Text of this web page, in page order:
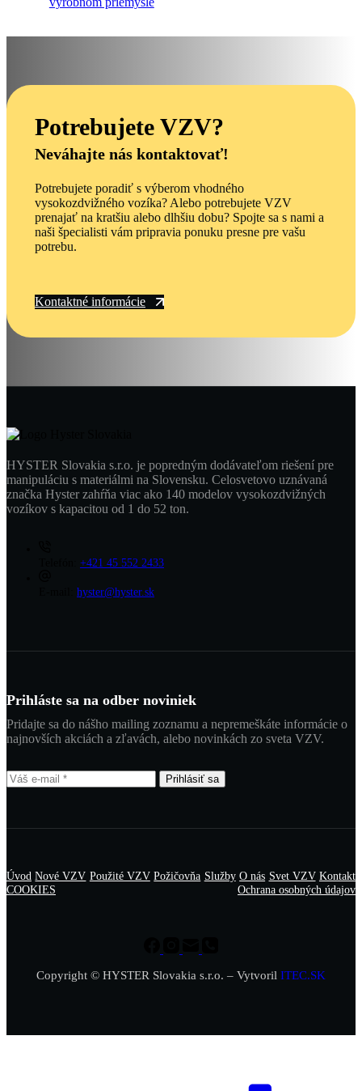
Potrebujete VZV?
Neváhajte nás kontaktovať!
Potrebujete poradiť s výberom vhodného
vysokozdvižného vozíka? Alebo potrebujete VZV
prenajať na kratšiu alebo dlhšiu dobu? Spojte sa s nami a
naši špecialisti vám pripravia ponuku presne pre vašu
potrebu.
Kontaktné informácie
HYSTER Slovakia s.r.o. je popredným dodávateľom riešení pre
manipuláciu s materiálmi na Slovensku. Celosvetovo uznávaná
značka Hyster zahŕňa viac ako 140 modelov vysokozdvižných
vozíkov s kapacitou od 1 do 52 ton.
+421 45 552 2433
hyster@hyster.sk
Prihláste sa na odber noviniek
Pridajte sa do nášho mailing zoznamu a nepremeškáte informácie o
najnovších akciách a zľavách, alebo novinkách zo sveta VZV.
Prihlásiť sa
Úvod Nové VZV Použité VZV Požičovňa Služby O nás Svet VZV Kontakt
COOKIES
Ochrana osobných údajov
Copyright © HYSTER Slovakia s.r.o. – Vytvoril ITEC.SK